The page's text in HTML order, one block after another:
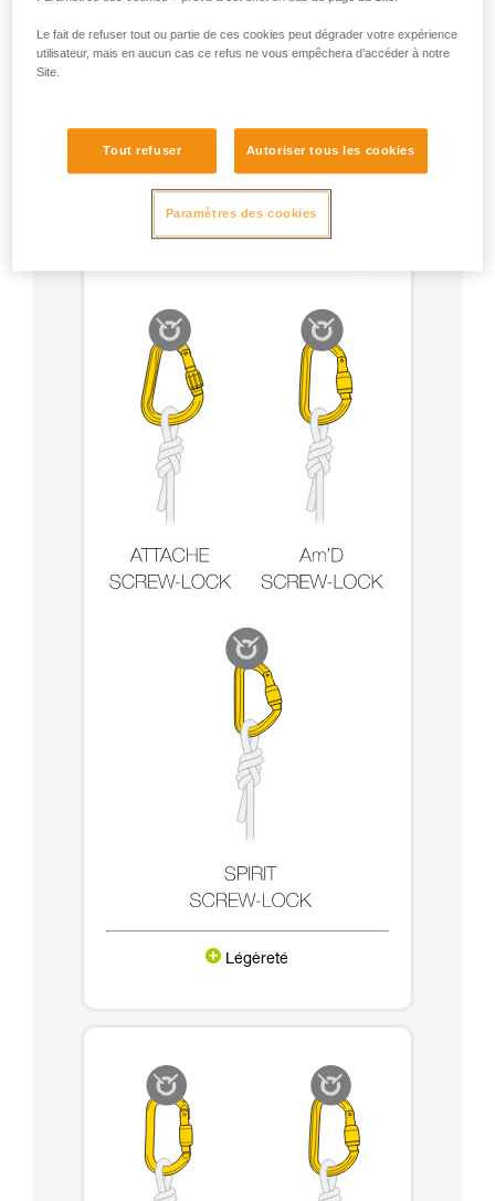
Légèreté
Le fait de refuser tout ou partie de ces cookies peut dégrader votre expérience
utilisateur, mais en aucun cas ce refus ne vous empêchera d’accéder à notre
Site.
Tout refuser Autoriser tous les cookies
Paramètres des cookies